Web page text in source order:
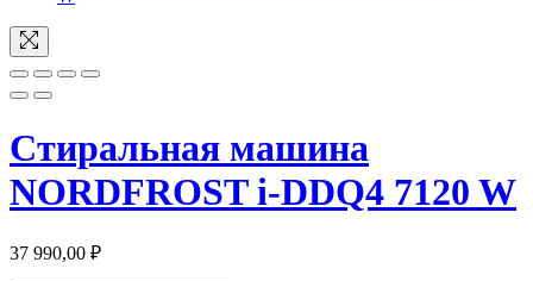
Стиральная машина
NORDFROST i-DDQ4 7120 W
37 990,00 ₽